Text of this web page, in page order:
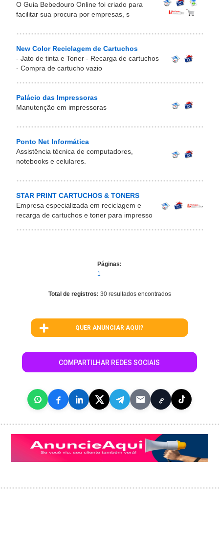
O Guia Bebedouro Online foi criado para
facilitar sua procura por empresas, s
New Color Reciclagem de Cartuchos
- Jato de tinta e Toner - Recarga de cartuchos
- Compra de cartucho vazio
Palácio das Impressoras
Manutenção em impressoras
Ponto Net Informática
Assistência técnica de computadores,
notebooks e celulares.
STAR PRINT CARTUCHOS & TONERS
Empresa especializada em reciclagem e
recarga de cartuchos e toner para impresso
Páginas:
1
Total de registros: 30 resultados encontrados
QUER ANUNCIAR AQUI?
COMPARTILHAR REDES SOCIAIS